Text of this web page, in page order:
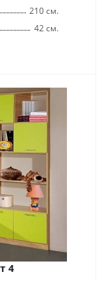
210 см.
42 см.
4